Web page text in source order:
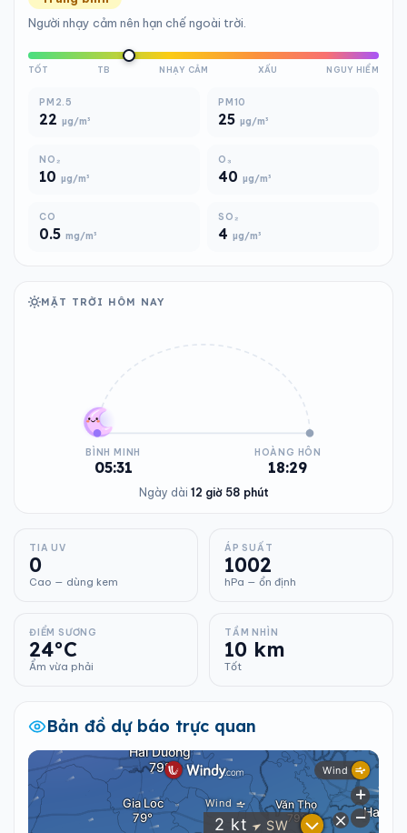
Người nhạy cảm nên hạn chế ngoài trời.
TỐT TB NHẠY CẢM XẤU NGUY HIỂM
PM2.5
22 µg/m³
PM10
25 µg/m³
NO₂
10 µg/m³
O₃
40 µg/m³
CO
0.5 mg/m³
SO₂
4 µg/m³
MẶT TRỜI HÔM NAY
BÌNH MINH
05:31
HOÀNG HÔN
18:29
Ngày dài 12 giờ 58 phút
TIA UV
0
Cao — dùng kem
ÁP SUẤT
1002
hPa — ổn định
ĐIỂM SƯƠNG
24°C
Ẩm vừa phải
TẦM NHÌN
10 km
Tốt
Bản đồ dự báo trực quan